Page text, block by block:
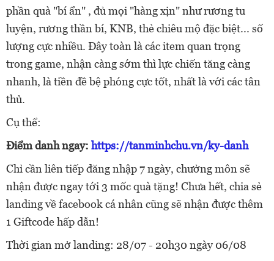
phần quà "bí ẩn" , đủ mọi "hàng xịn" như rương tu
luyện, rương thần bí, KNB, thẻ chiêu mộ đặc biệt... số
lượng cực nhiều. Đây toàn là các item quan trọng
trong game, nhận càng sớm thì lực chiến tăng càng
nhanh, là tiền đề bệ phóng cực tốt, nhất là với các tân
thủ.
Cụ thể:
Điểm danh ngay: https://tanminhchu.vn/ky-danh
Chỉ cần liên tiếp đăng nhập 7 ngày, chưởng môn sẽ
nhận được ngay tới 3 mốc quà tặng! Chưa hết, chia sẻ
landing về facebook cá nhân cũng sẽ nhận được thêm
1 Giftcode hấp dẫn!
Thời gian mở landing: 28/07 - 20h30 ngày 06/08